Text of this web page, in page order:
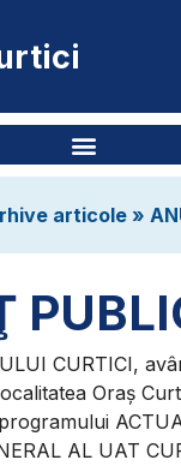
articole »
CURTICI,
Oraș
AL UAT